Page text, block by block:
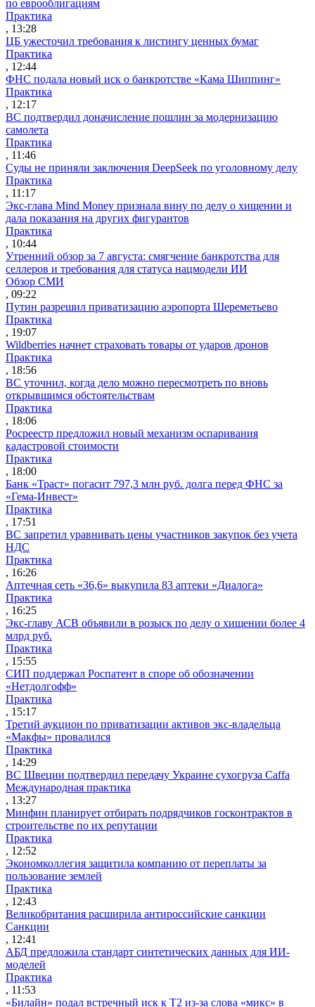
по еврооблигациям
Практика
, 13:28
ЦБ ужесточил требования к листингу ценных бумаг
Практика
, 12:44
ФНС подала новый иск о банкротстве «Кама Шиппинг»
Практика
, 12:17
ВС подтвердил доначисление пошлин за модернизацию
самолета
Практика
, 11:46
Суды не приняли заключения DeepSeek по уголовному делу
Практика
, 11:17
Экс-глава Mind Money признала вину по делу о хищении и
дала показания на других фигурантов
Практика
, 10:44
Утренний обзор за 7 августа: смягчение банкротства для
селлеров и требования для статуса нацмодели ИИ
Обзор СМИ
, 09:22
Путин разрешил приватизацию аэропорта Шереметьево
Практика
, 19:07
Wildberries начнет страховать товары от ударов дронов
Практика
, 18:56
ВС уточнил, когда дело можно пересмотреть по вновь
открывшимся обстоятельствам
Практика
, 18:06
Росреестр предложил новый механизм оспаривания
кадастровой стоимости
Практика
, 18:00
Банк «Траст» погасит 797,3 млн руб. долга перед ФНС за
«Гема-Инвест»
Практика
, 17:51
ВС запретил уравнивать цены участников закупок без учета
НДС
Практика
, 16:26
Аптечная сеть «36,6» выкупила 83 аптеки «Диалога»
Практика
, 16:25
Экс-главу АСВ объявили в розыск по делу о хищении более 4
млрд руб.
Практика
, 15:55
СИП поддержал Роспатент в споре об обозначении
«Нетдолгофф»
Практика
, 15:17
Третий аукцион по приватизации активов экс-владельца
«Макфы» провалился
Практика
, 14:29
ВС Швеции подтвердил передачу Украине сухогруза Caffa
Международная практика
, 13:27
Минфин планирует отбирать подрядчиков госконтрактов в
строительстве по их репутации
Практика
, 12:52
Экономколлегия защитила компанию от переплаты за
пользование землей
Практика
, 12:43
Великобритания расширила антироссийские санкции
Санкции
, 12:41
АБД предложила стандарт синтетических данных для ИИ-
моделей
Практика
, 11:53
«Билайн» подал встречный иск к Т2 из-за слова «микс» в